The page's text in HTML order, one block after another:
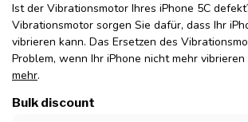
Ist der Vibrationsmotor Ihres iPhone 5C
Vibrationsmotor sorgen Sie dafür, dass Ihr
vibrieren kann. Das Ersetzen des
Problem, wenn Ihr iPhone nicht mehr vibrieren
mehr.
Bulk discount